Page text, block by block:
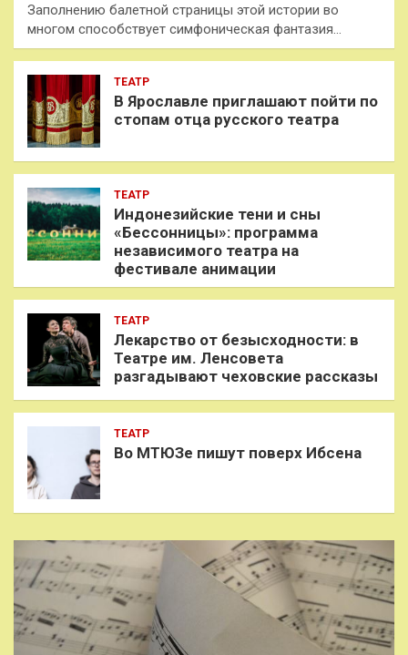
Заполнению балетной страницы этой истории во
многом способствует симфоническая фантазия…
ТЕАТР
В Ярославле приглашают пойти по
стопам отца русского театра
ТЕАТР
Индонезийские тени и сны
«Бессонницы»: программа
независимого театра на
фестивале анимации
ТЕАТР
Лекарство от безысходности: в
Театре им. Ленсовета
разгадывают чеховские рассказы
ТЕАТР
Во МТЮЗе пишут поверх Ибсена